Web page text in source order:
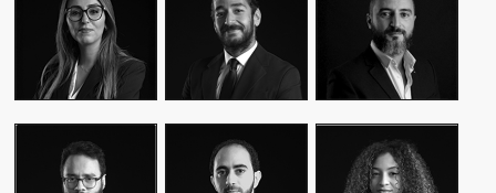
DIRECTOR OF
OPERATIONS
STRATEGY
DIRECTOR
CHIEF CREATIVE
OFFICER
MEKHTOUME
PMO CHANGE &
WALID BAHYA
BUSINESS LEAD
GROUP
SAMI SABER
MEDIA RELATIONS
DIRECTOR